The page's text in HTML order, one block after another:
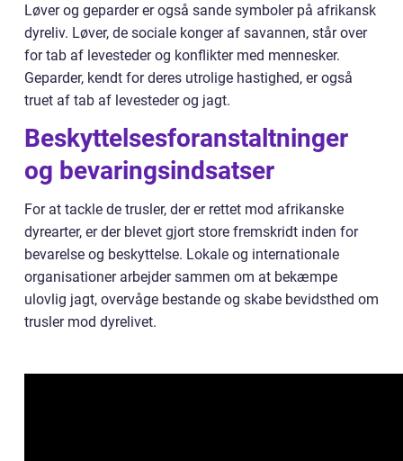
Løver og geparder er også sande symboler på afrikansk
dyreliv. Løver, de sociale konger af savannen, står over
for tab af levesteder og konflikter med mennesker.
Geparder, kendt for deres utrolige hastighed, er også
truet af tab af levesteder og jagt.
Beskyttelsesforanstaltninger
og bevaringsindsatser
For at tackle de trusler, der er rettet mod afrikanske
dyrearter, er der blevet gjort store fremskridt inden for
bevarelse og beskyttelse. Lokale og internationale
organisationer arbejder sammen om at bekæmpe
ulovlig jagt, overvåge bestande og skabe bevidsthed om
trusler mod dyrelivet.